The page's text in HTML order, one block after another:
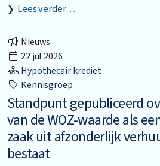
Lees verder…
Nieuws
22 jul 2026
Hypothecair krediet
Kennisgroep
Standpunt gepubliceerd
van de WOZ-waarde als
zaak uit afzonderlijk
bestaat